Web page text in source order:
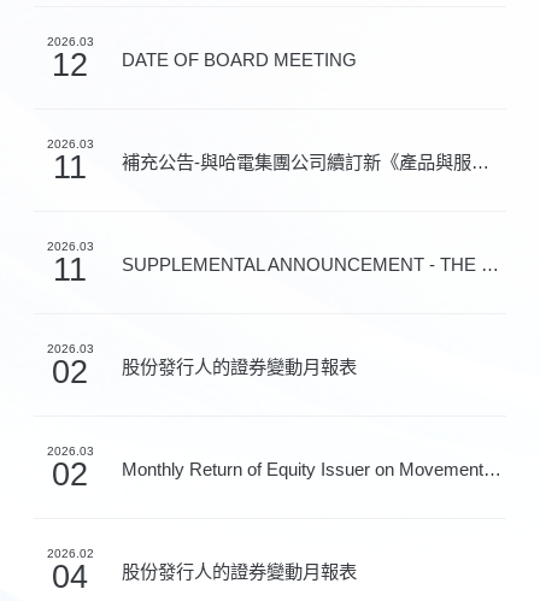
2026.03
12 DATE OF BOARD MEETING
2026.03
11 補充公告-與哈電集團公司續訂新《產品與服務框架協議》
2026.03
11 SUPPLEMENTAL ANNOUNCEMENT - THE RENEWAL OF THE NEW PR...
2026.03
02 股份發行人的證券變動月報表
2026.03
02 Monthly Return of Equity Issuer on Movements in Secur...
2026.02
04 股份發行人的證券變動月報表